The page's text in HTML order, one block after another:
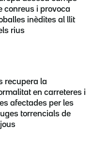
conreus i provoca
inèdites al llit
rius
recupera la
en carreteres i
afectades per les
torrencials de